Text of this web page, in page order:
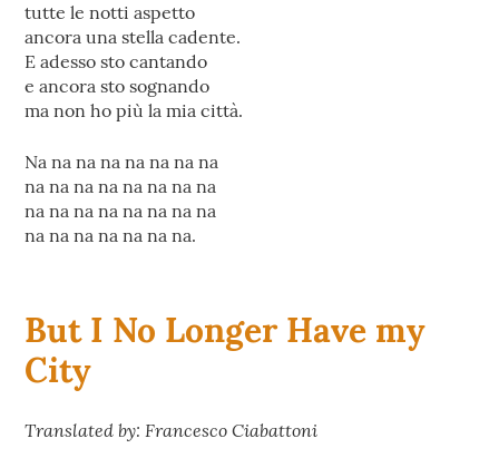
tutte le notti aspetto
ancora una stella cadente.
E adesso sto cantando
e ancora sto sognando
ma non ho più la mia città.
Na na na na na na na na
na na na na na na na na
na na na na na na na na
na na na na na na na.
But I No Longer Have my
City
Translated by: Francesco Ciabattoni